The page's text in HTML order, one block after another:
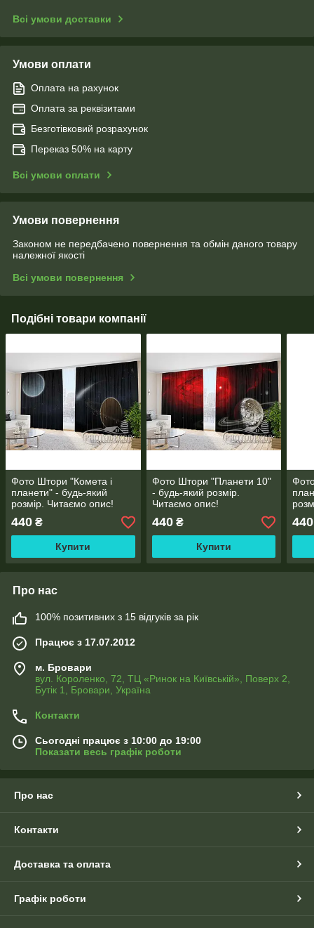
Всі умови доставки
Умови оплати
Оплата на рахунок
Оплата за реквізитами
Безготівковий розрахунок
Переказ 50% на карту
Всі умови оплати
Умови повернення
Законом не передбачено повернення та обмін даного товару
належної якості
Всі умови повернення
Подібні товари компанії
Фото Штори "Комета і
планети" - будь-який
розмір. Читаємо опис!
440 ₴
Купити
Фото Штори "Планети 10"
- будь-який розмір.
Читаємо опис!
440₴
Купити
440
Про нас
100% позитивних з 15 відгуків за рік
Працює з 17.07.2012
м. Бровари
вул. Короленко, 72, ТЦ «Ринок на Київській», Поверх 2,
Бутік 1, Бровари, Україна
Контакти
Сьогодні працює з 10:00 до 19:00
Показати весь графік роботи
Про нас
Контакти
Доставка та оплата
Графік роботи